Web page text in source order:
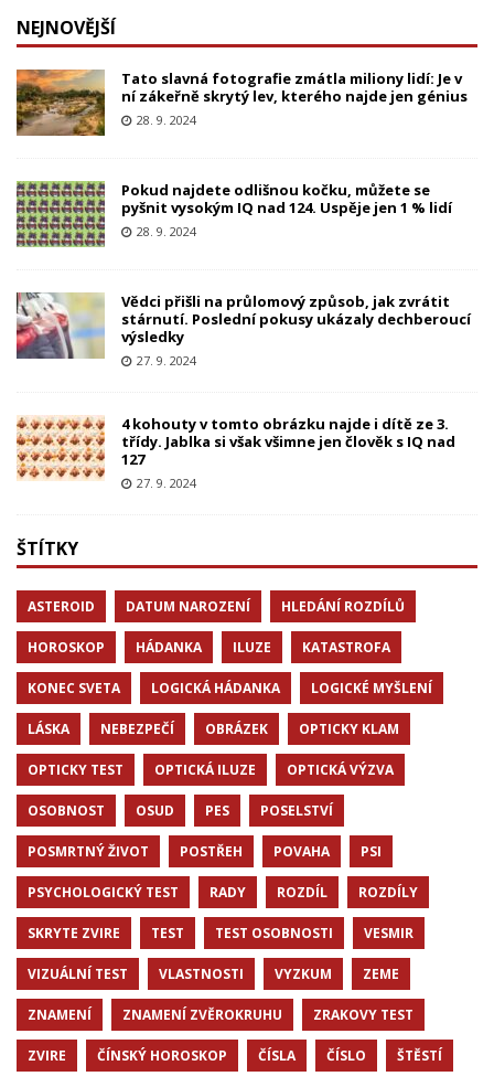
NEJNOVĚJŠÍ
Tato slavná fotografie zmátla miliony lidí: Je v
ní zákeřně skrytý lev, kterého najde jen génius
28. 9. 2024
Pokud najdete odlišnou kočku, můžete se
pyšnit vysokým IQ nad 124. Uspěje jen 1 % lidí
28. 9. 2024
Vědci přišli na průlomový způsob, jak zvrátit
stárnutí. Poslední pokusy ukázaly dechberoucí
výsledky
27. 9. 2024
4 kohouty v tomto obrázku najde i dítě ze 3.
třídy. Jablka si však všimne jen člověk s IQ nad
127
27. 9. 2024
ŠTÍTKY
ASTEROID DATUM NAROZENÍ HLEDÁNÍ ROZDÍLŮ
HOROSKOP HÁDANKA ILUZE KATASTROFA
KONEC SVETA LOGICKÁ HÁDANKA LOGICKÉ MYŠLENÍ
LÁSKA NEBEZPEČÍ OBRÁZEK OPTICKY KLAM
OPTICKY TEST OPTICKÁ ILUZE OPTICKÁ VÝZVA
OSOBNOST OSUD PES POSELSTVÍ
POSMRTNÝ ŽIVOT POSTŘEH POVAHA PSI
PSYCHOLOGICKÝ TEST RADY ROZDÍL ROZDÍLY
SKRYTE ZVIRE TEST TEST OSOBNOSTI VESMIR
VIZUÁLNÍ TEST VLASTNOSTI VYZKUM ZEME
ZNAMENÍ ZNAMENÍ ZVĚROKRUHU ZRAKOVY TEST
ZVIRE ČÍNSKÝ HOROSKOP ČÍSLA ČÍSLO ŠTĚSTÍ